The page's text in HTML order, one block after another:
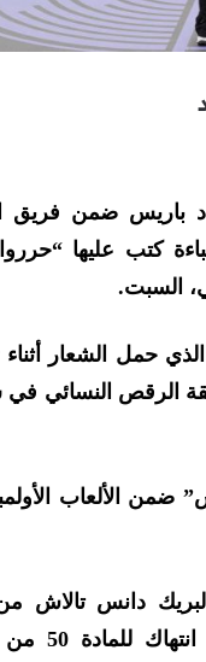
باريس ضمن فريق
كتب عليها “حرروا
السبت.
الذي حمل الشعار
الرقص النسائي في
ضمن الألعاب
دانس تالاش
اللاجئين … لعرضها شعارا